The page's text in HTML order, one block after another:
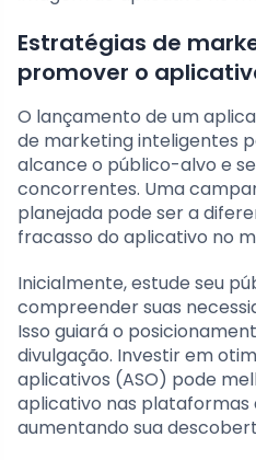
Estratégias de
promover o
O lançamento de um
de marketing inteligentes
alcance o público-alvo e
concorrentes. Uma
planejada pode ser a
fracasso do aplicativo no
Inicialmente, estude seu
compreender suas
Isso guiará o
divulgação. Investir em
aplicativos (ASO) pode
aplicativo nas plataformas
aumentando sua